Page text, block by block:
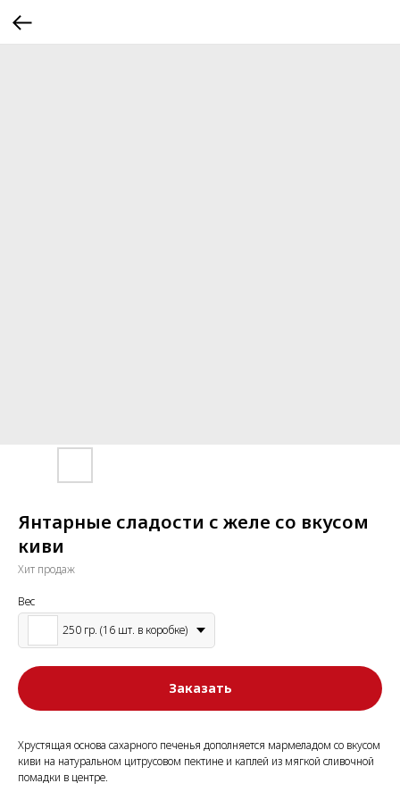
Янтарные сладости с желе со вкусом
киви
Хит продаж
Вес
250 гр. (16 шт. в коробке)
Заказать
Хрустящая основа сахарного печенья дополняется мармеладом со вкусом
киви на натуральном цитрусовом пектине и каплей из мягкой сливочной
помадки в центре.